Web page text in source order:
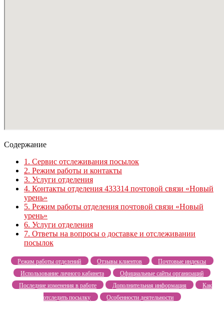
Содержание
1. Сервис отслеживания посылок
2. Режим работы и контакты
3. Услуги отделения
4. Контакты отделения 433314 почтовой связи «Новый
урень»
5. Режим работы отделения почтовой связи «Новый
урень»
6. Услуги отделения
7. Ответы на вопросы о доставке и отслеживании
посылок
Режим работы отделений Отзывы клиентов
Почтовые индексы
Использование личного кабинета
Официальные сайты организаций
Последние изменения в работе
Дополнительная информация
Как
отследить посылку
Особенности деятельности